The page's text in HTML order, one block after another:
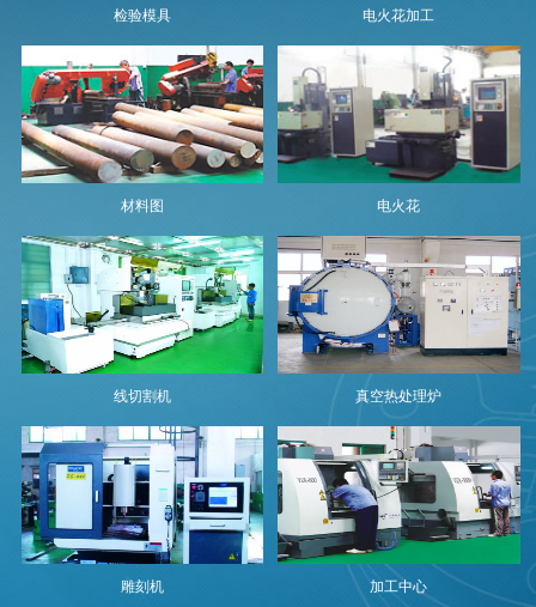
检验模具 电火花加工
材料图 电火花
线切割机 真空热处理炉
雕刻机 加工中心